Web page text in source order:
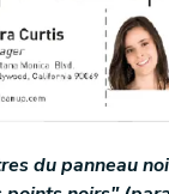
du panneau